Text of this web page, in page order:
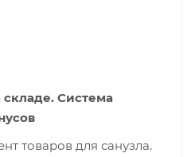
Система
товаров для санузла.